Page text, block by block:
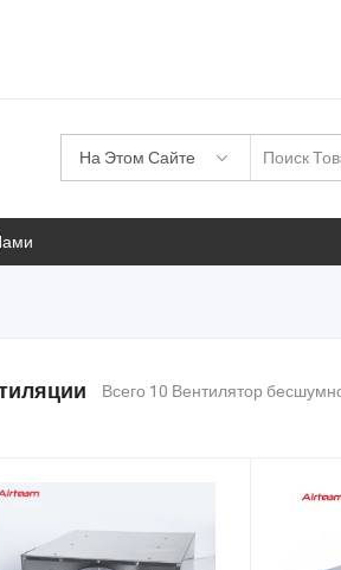
На Этом Сайте
Всего 10 Вентилятор